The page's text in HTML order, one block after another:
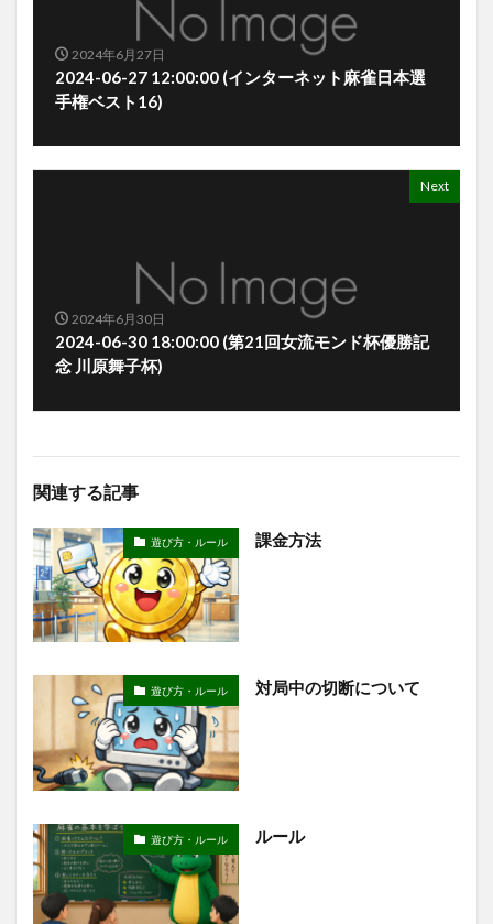
2024年6月27日
2024-06-27 12:00:00 (インターネット麻雀日本選
手権ベスト16)
Next
2024年6月30日
2024-06-30 18:00:00 (第21回女流モンド杯優勝記
念 川原舞子杯)
関連する記事
遊び方・ルール 課金方法
遊び方・ルール 対局中の切断について
遊び方・ルール ルール